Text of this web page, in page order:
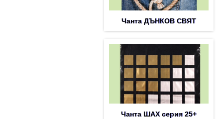
Чанта ДЪНКОВ СВЯТ
Чанта ШАХ серия 25+